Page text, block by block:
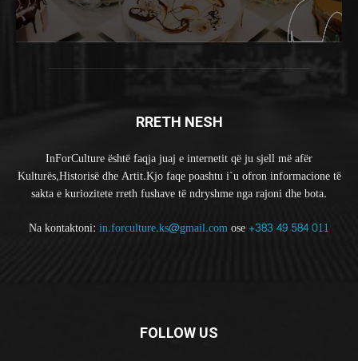
RRETH NESH
InForCulture është faqja juaj e internetit që ju sjell më afër
Kulturës,Historisë dhe Artit.Kjo faqe poashtu i`u ofron informacione të
sakta e kuriozitete rreth fushave të ndryshme nga rajoni dhe bota.
Na kontaktoni: in.forculture.ks@gmail.comose+383 49 584 011
FOLLOW US